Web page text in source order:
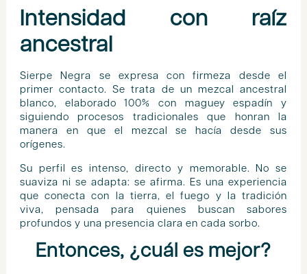
Intensidad con raíz
ancestral
Sierpe Negra se expresa con firmeza desde el
primer contacto. Se trata de un mezcal ancestral
blanco, elaborado 100% con maguey espadín y
siguiendo procesos tradicionales que honran la
manera en que el mezcal se hacía desde sus
orígenes.
Su perfil es intenso, directo y memorable. No se
suaviza ni se adapta: se afirma. Es una experiencia
que conecta con la tierra, el fuego y la tradición
viva, pensada para quienes buscan sabores
profundos y una presencia clara en cada sorbo.
Entonces, ¿cuál es mejor?